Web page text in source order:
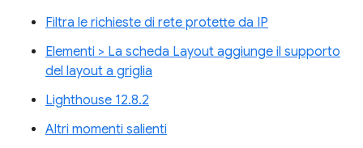
Filtra le richieste di rete protette da IP
Elementi > La scheda Layout aggiunge il supporto
del layout a griglia
Lighthouse 12.8.2
Altri momenti salienti